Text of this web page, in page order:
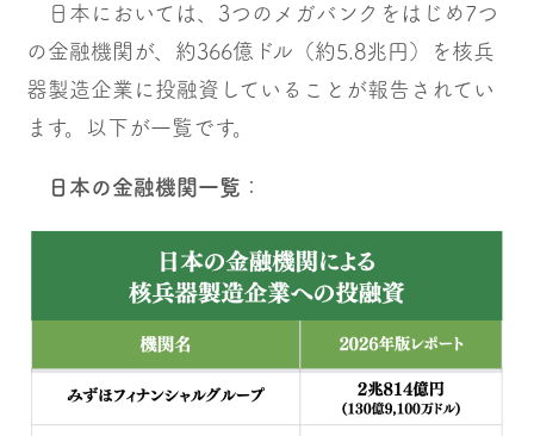
日本においては、3つのメガバンクをはじめ7つ
の金融機関が、約366億ドル（約5.8兆円）を核兵
器製造企業に投融資していることが報告されてい
ます。以下が一覧です。
日本の金融機関一覧 ：